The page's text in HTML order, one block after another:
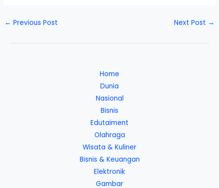
← Previous Post Next Post →
Home
Dunia
Nasional
Bisnis
Edutaiment
Olahraga
Wisata & Kuliner
Bisnis & Keuangan
Elektronik
Gambar